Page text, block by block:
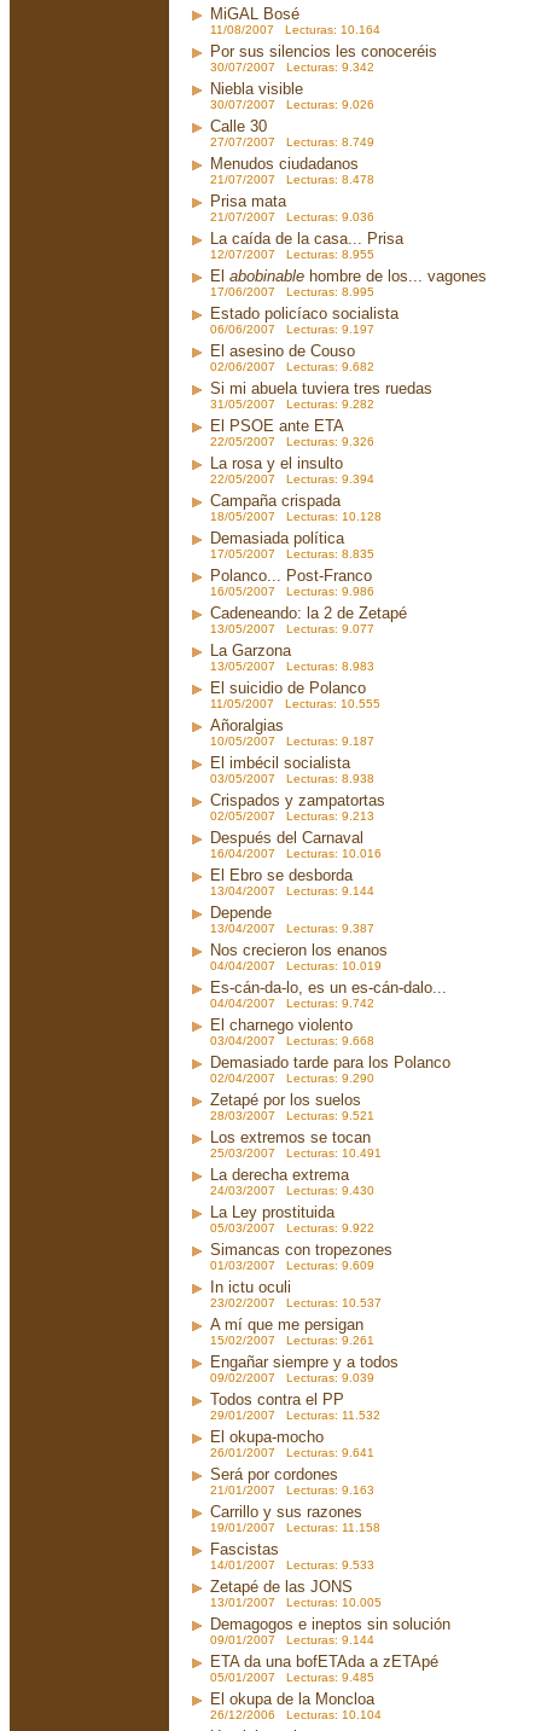
MiGAL Bosé
11/08/2007 Lecturas: 10.164
Por sus silencios les conoceréis
30/07/2007 Lecturas: 9.342
Niebla visible
30/07/2007 Lecturas: 9.026
Calle 30
27/07/2007 Lecturas: 8.749
Menudos ciudadanos
21/07/2007 Lecturas: 8.478
Prisa mata
21/07/2007 Lecturas: 9.036
La caída de la casa... Prisa
12/07/2007 Lecturas: 8.955
El abobinable hombre de los... vagones
17/06/2007 Lecturas: 8.995
Estado policíaco socialista
06/06/2007 Lecturas: 9.197
El asesino de Couso
02/06/2007 Lecturas: 9.682
Si mi abuela tuviera tres ruedas
31/05/2007 Lecturas: 9.282
El PSOE ante ETA
22/05/2007 Lecturas: 9.326
La rosa y el insulto
22/05/2007 Lecturas: 9.394
Campaña crispada
18/05/2007 Lecturas: 10.128
Demasiada política
17/05/2007 Lecturas: 8.835
Polanco... Post-Franco
16/05/2007 Lecturas: 9.986
Cadeneando: la 2 de Zetapé
13/05/2007 Lecturas: 9.077
La Garzona
13/05/2007 Lecturas: 8.983
El suicidio de Polanco
11/05/2007 Lecturas: 10.555
Añoralgias
10/05/2007 Lecturas: 9.187
El imbécil socialista
03/05/2007 Lecturas: 8.938
Crispados y zampatortas
02/05/2007 Lecturas: 9.213
Después del Carnaval
16/04/2007 Lecturas: 10.016
El Ebro se desborda
13/04/2007 Lecturas: 9.144
Depende
13/04/2007 Lecturas: 9.387
Nos crecieron los enanos
04/04/2007 Lecturas: 10.019
Es-cán-da-lo, es un es-cán-dalo...
04/04/2007 Lecturas: 9.742
El charnego violento
03/04/2007 Lecturas: 9.668
Demasiado tarde para los Polanco
02/04/2007 Lecturas: 9.290
Zetapé por los suelos
28/03/2007 Lecturas: 9.521
Los extremos se tocan
25/03/2007 Lecturas: 10.491
La derecha extrema
24/03/2007 Lecturas: 9.430
La Ley prostituida
05/03/2007 Lecturas: 9.922
Simancas con tropezones
01/03/2007 Lecturas: 9.609
In ictu oculi
23/02/2007 Lecturas: 10.537
A mí que me persigan
15/02/2007 Lecturas: 9.261
Engañar siempre y a todos
09/02/2007 Lecturas: 9.039
Todos contra el PP
29/01/2007 Lecturas: 11.532
El okupa-mocho
26/01/2007 Lecturas: 9.641
Será por cordones
21/01/2007 Lecturas: 9.163
Carrillo y sus razones
19/01/2007 Lecturas: 11.158
Fascistas
14/01/2007 Lecturas: 9.533
Zetapé de las JONS
13/01/2007 Lecturas: 10.005
Demagogos e ineptos sin solución
09/01/2007 Lecturas: 9.144
ETA da una bofETAda a zETApé
05/01/2007 Lecturas: 9.485
El okupa de la Moncloa
26/12/2006 Lecturas: 10.104